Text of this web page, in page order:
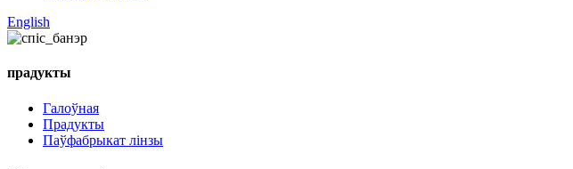
English
прадукты
Галоўная
Прадукты
Паўфабрыкат лінзы